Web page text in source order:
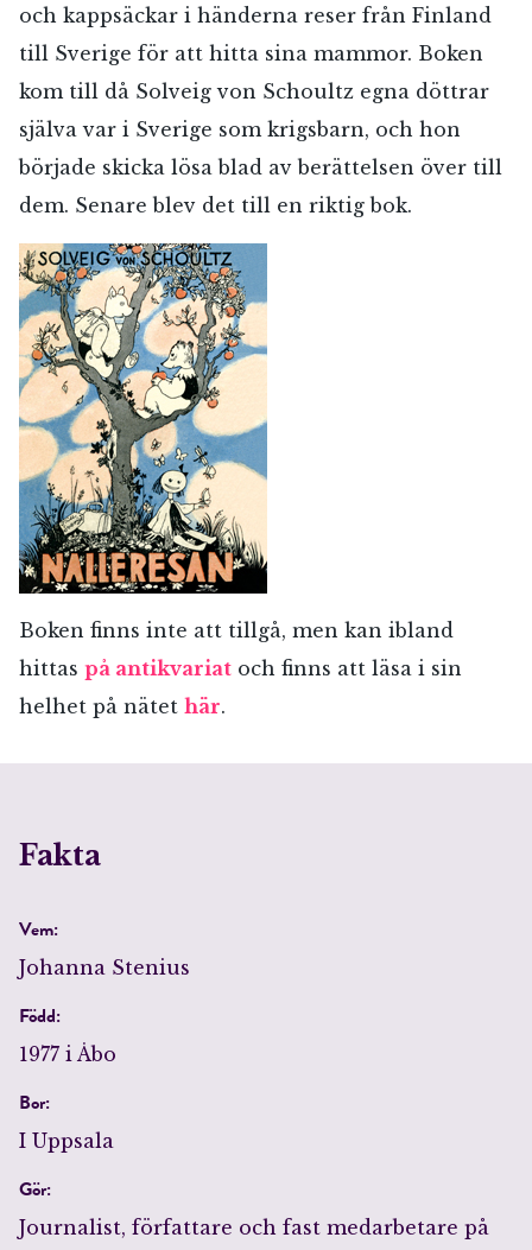
och kappsäckar i händerna reser från Finland
till Sverige för att hitta sina mammor. Boken
kom till då Solveig von Schoultz egna döttrar
själva var i Sverige som krigsbarn, och hon
började skicka lösa blad av berättelsen över till
dem. Senare blev det till en riktig bok.
Boken finns inte att tillgå, men kan ibland
hittas på antikvariat och finns att läsa i sin
helhet på nätet här.
Fakta
Vem:
Johanna Stenius
Född:
1977 i Åbo
Bor:
I Uppsala
Gör:
Journalist, författare och fast medarbetare på